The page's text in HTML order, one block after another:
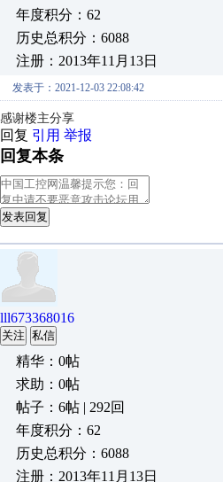
年度积分：62
历史总积分：6088
注册：2013年11月13日
发表于：2021-12-03 22:08:42
感谢楼主分享
回复 引用 举报
回复本条
发表回复
lll673368016
关注 私信
精华：0帖
求助：0帖
帖子：6帖 | 292回
年度积分：62
历史总积分：6088
注册：2013年11月13日